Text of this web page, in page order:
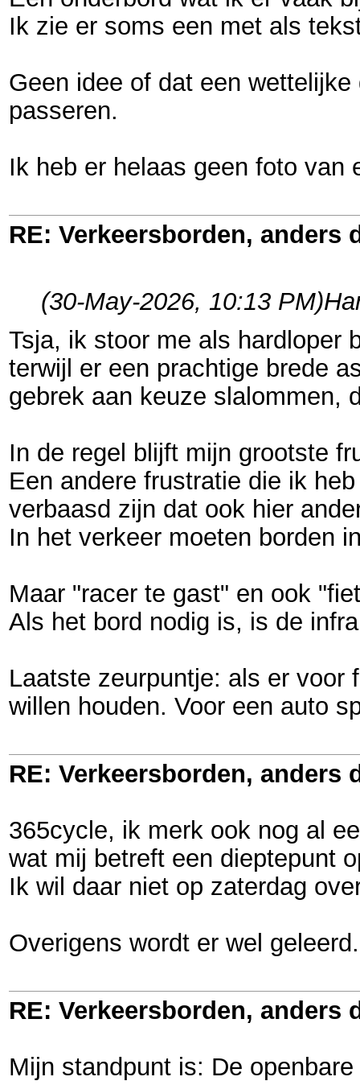
Ik zie er soms een met als
Geen idee of dat een
passeren.
Ik heb er helaas geen foto van
RE: Verkeersborden, anders
(30-May-2026, 10:13 PM)
Tsja, ik stoor me als hardloper
terwijl er een prachtige brede
gebrek aan keuze slalommen,
In de regel blijft mijn grootste
Een andere frustratie die ik
verbaasd zijn dat ook hier
In het verkeer moeten borden
Maar "racer te gast" en ook
Als het bord nodig is, is de
Laatste zeurpuntje: als er voor
willen houden. Voor een auto
RE: Verkeersborden, anders
365cycle, ik merk ook nog al
wat mij betreft een dieptepunt
Ik wil daar niet op zaterdag
Overigens wordt er wel
RE: Verkeersborden, anders
Mijn standpunt is: De